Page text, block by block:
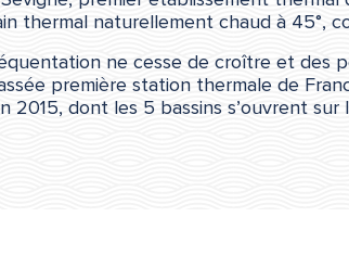
thermal naturellement chaud à 45°,
ne cesse de croître et des
première station thermale de
2015, dont les 5 bassins s’ouvrent